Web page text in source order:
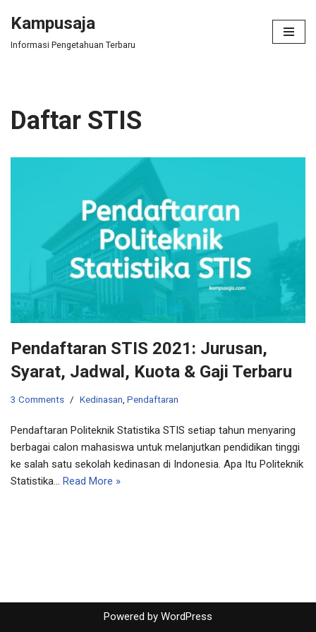
Skip
Kampusaja
Informasi Pengetahuan Terbaru
Daftar STIS
Pendaftaran STIS 2021: Jurusan,
Syarat, Jadwal, Kuota & Gaji Terbaru
3 Comments Kedinasan Pendaftaran
Pendaftaran Politeknik Statistika STIS setiap tahun menyaring
berbagai calon mahasiswa untuk melanjutkan pendidikan tinggi
ke salah satu sekolah kedinasan di Indonesia. Apa Itu Politeknik
Statistika… Read More »
Powered by WordPress